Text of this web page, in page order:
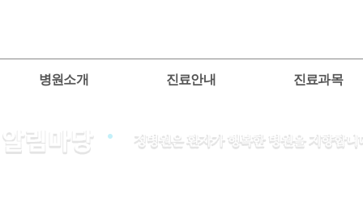
병원소개 진료안내 진료과목